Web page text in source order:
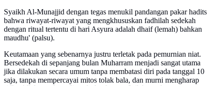
Syaikh Al-Munajjid dengan tegas menukil pandangan pakar hadits
bahwa riwayat-riwayat yang mengkhususkan fadhilah sedekah
dengan ritual tertentu di hari Asyura adalah dhaif (lemah) bahkan
maudhu' (palsu).
Keutamaan yang sebenarnya justru terletak pada pemurnian niat.
Bersedekah di sepanjang bulan Muharram menjadi sangat utama
jika dilakukan secara umum tanpa membatasi diri pada tanggal 10
saja, tanpa mempercayai mitos tolak bala, dan murni mengharap